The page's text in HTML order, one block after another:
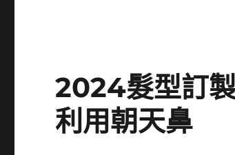
2024髮型訂
利用朝天鼻